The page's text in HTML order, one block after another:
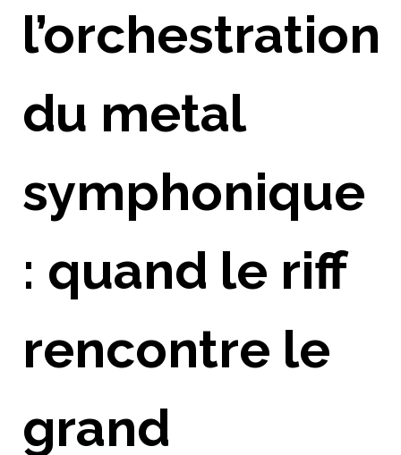
l’orchestration
du metal
symphonique
: quand le riff
rencontre le
grand